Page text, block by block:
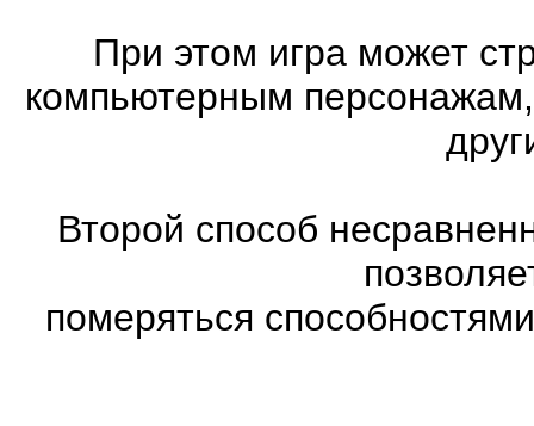
При этом игра может
компьютерным
Второй способ
померяться